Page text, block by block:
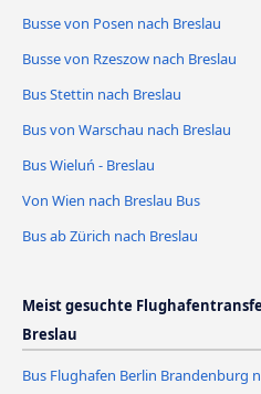
Busse von Posen nach Breslau
Busse von Rzeszow nach Breslau
Bus Stettin nach Breslau
Bus von Warschau nach Breslau
Bus Wieluń - Breslau
Von Wien nach Breslau Bus
Bus ab Zürich nach Breslau
Meist gesuchte
Breslau
Bus Flughafen Berlin Brandenburg